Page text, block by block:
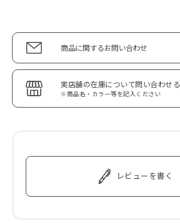
商品に関するお問い合わせ
実店舗の在庫について問い合わせる
※商品名・カラー等を記入ください
レビューを書く